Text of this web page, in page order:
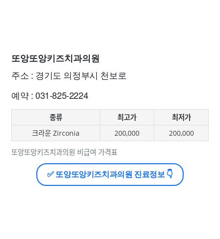
또앙또앙키즈치과의원
주소 : 경기도 의정부시 천보로
예약 : 031-825-2224
또앙또앙키즈치과의원 비급여 가격표
종류 최고가
최저가
크라운 Zirconia
200,000 200,000
✅ 또앙또앙키즈치과의원 진료정보 👇